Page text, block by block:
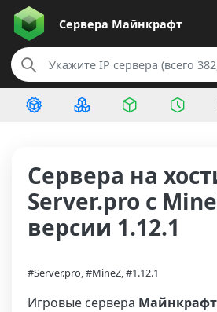
Сервера Майнкрафт
Сервера на
Server.pro с
версии 1.12.1
#Server.pro, #MineZ, #1.12.1
Игровые сервера Майнкрафт